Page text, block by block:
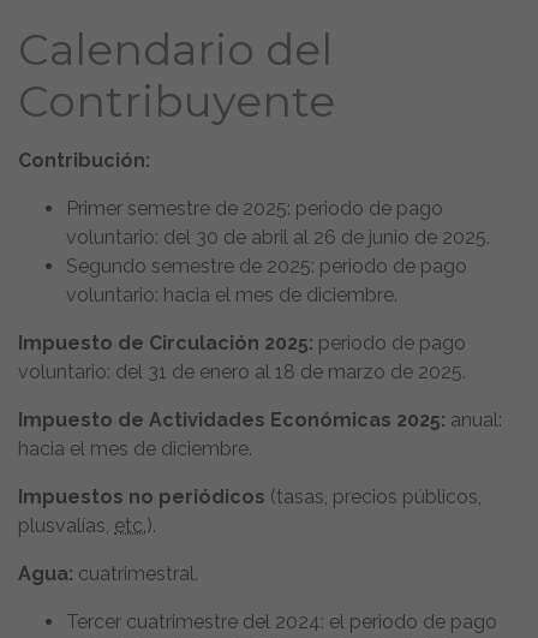
Calendario del
Contribuyente
Contribución:
Primer semestre de 2025: periodo de pago
voluntario: del 30 de abril al 26 de junio de 2025.
Segundo semestre de 2025: periodo de pago
voluntario: hacia el mes de diciembre.
Impuesto de Circulación 2025: periodo de pago
voluntario: del 31 de enero al 18 de marzo de 2025.
Impuesto de Actividades Económicas 2025: anual:
hacia el mes de diciembre.
Impuestos no periódicos (tasas, precios públicos,
plusvalías, etc.).
Agua: cuatrimestral.
Tercer cuatrimestre del 2024: el periodo de pago